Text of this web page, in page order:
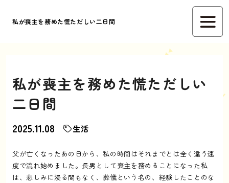
私が喪主を務めた慌ただしい二日間
私が喪主を務めた慌ただしい
二日間
2025.11.08 生活
父が亡くなったあの日から、私の時間はそれまでとは全く違う速
度で流れ始めました。長男として喪主を務めることになった私
は、悲しみに浸る間もなく、葬儀という名の、経験したことのな